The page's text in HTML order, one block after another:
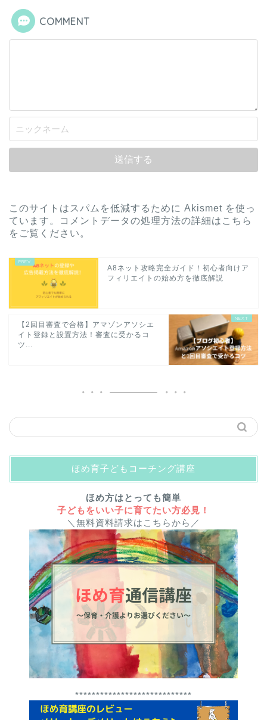
COMMENT
このサイトはスパムを低減するために Akismet を使っ
ています。
コメントデータの処理方法の詳細はこちら
をご覧ください 。
A8ネット攻略完全ガイド！初心者向けア
フィリエイトの始め方を徹底解説
【2回目審査で合格】アマゾンアソシエ
イト登録と設置方法！審査に受かるコ
ツ...
ほめ育子どもコーチング講座
ほめ方はとっても簡単
子どもをいい子に育てたい方必見！
＼無料資料請求はこちらから／
****************************